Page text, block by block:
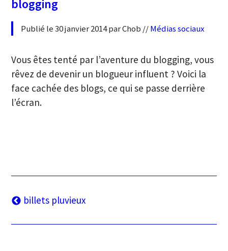
blogging
Publié le 30 janvier 2014 par Chob //Médias sociaux
Vous êtes tenté par l’aventure du blogging, vous
rêvez de devenir un blogueur influent ? Voici la
face cachée des blogs, ce qui se passe derrière
l’écran.
Navigation
billets pluvieux